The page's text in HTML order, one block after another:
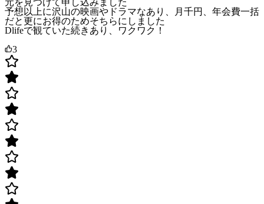
予想以上に沢山の映画やドラマなあり、月千円、年会費一括
だと更にお得のためそちらにしました
Dlifeで観ていた続きあり、ワクワク！
3